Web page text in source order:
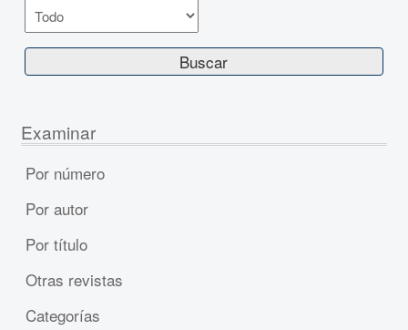
Examinar
Por número
Por autor
Por título
Otras revistas
Categorías